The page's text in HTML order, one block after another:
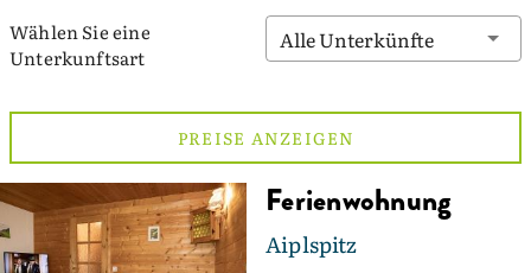
Wählen Sie eine
Unterkunftsart
Alle Unterkünfte
PREISE ANZEIGEN
Ferienwohnung
Aiplspitz